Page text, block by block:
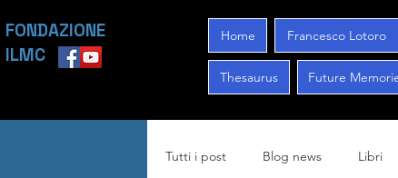
FONDAZIONE
ILMC
Home Francesco Lotoro
Thesaurus Future
Tutti i post Blog news Libri